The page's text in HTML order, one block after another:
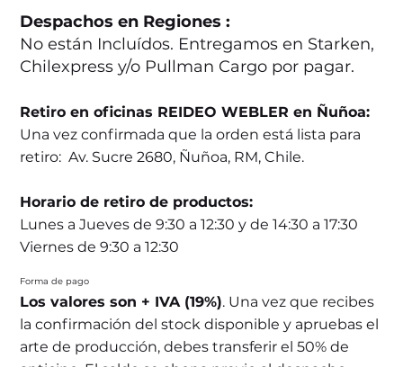
Despachos en Regiones :
No están Incluídos. Entregamos en Starken,
Chilexpress y/o Pullman Cargo por pagar.
Retiro en oficinas REIDEO WEBLER en Ñuñoa:
Una vez confirmada que la orden está lista para
retiro: Av. Sucre 2680, Ñuñoa, RM, Chile.
Horario de retiro de productos:
Lunes a Jueves de 9:30 a 12:30 y de 14:30 a 17:30
Viernes de 9:30 a 12:30
Forma de pago
Los valores son + IVA (19%). Una vez que recibes
la confirmación del stock disponible y apruebas el
arte de producción, debes transferir el 50% de